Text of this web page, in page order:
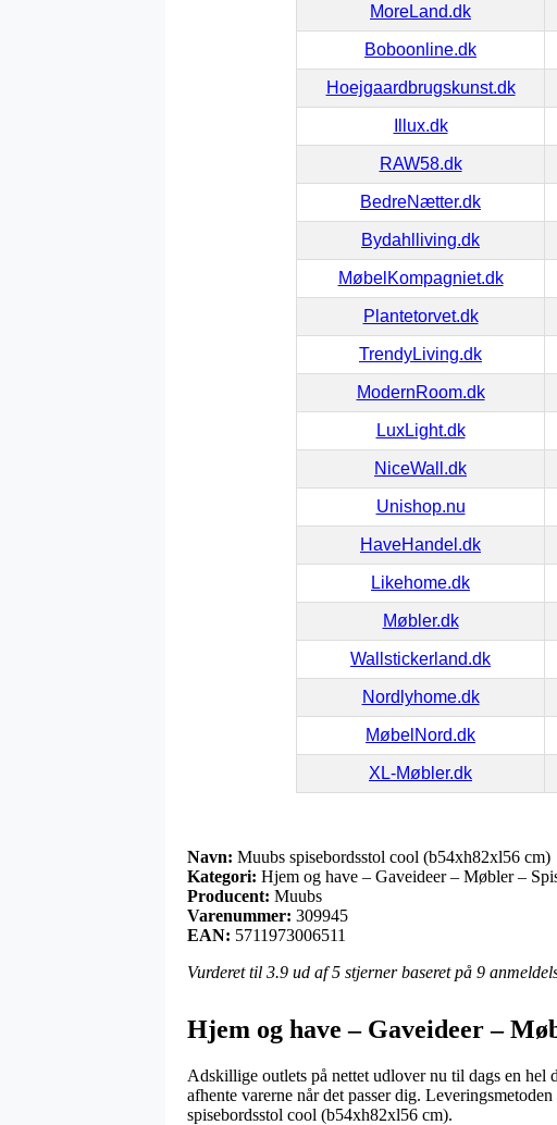
MoreLand.dk
Boboonline.dk
Hoejgaardbrugskunst.dk
Illux.dk
RAW58.dk
BedreNætter.dk
Bydahlliving.dk
MøbelKompagniet.dk
Plantetorvet.dk
TrendyLiving.dk
ModernRoom.dk
LuxLight.dk
NiceWall.dk
Unishop.nu
HaveHandel.dk
Likehome.dk
Møbler.dk
Wallstickerland.dk
Nordlyhome.dk
MøbelNord.dk
XL-Møbler.dk
Navn: Muubs spisebordsstol cool (b54xh82xl56 cm)
Kategori: Hjem og have – Gaveideer – Møbler –
Producent: Muubs
Varenummer: 309945
EAN: 5711973006511
Vurderet til 3.9 ud af 5 stjerner baseret på 9
Hjem og have – Gaveideer –
Adskillige outlets på nettet udlover nu til dags en
afhente varerne når det passer dig.
spisebordsstol cool (b54xh82xl56 cm).